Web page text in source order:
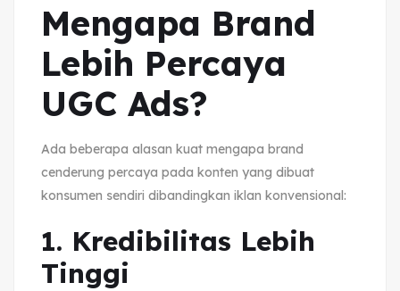
Mengapa Brand
Lebih Percaya
UGC Ads?
Ada beberapa alasan kuat mengapa brand
cenderung percaya pada konten yang dibuat
konsumen sendiri dibandingkan iklan konvensional:
1. Kredibilitas Lebih
Tinggi